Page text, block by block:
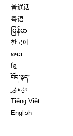
普通话
粤语
မြန်မာ
한국어
ລາວ
ខ្មែ
བོད་སྐད།
ئۇيغۇر
Tiếng Việt
English